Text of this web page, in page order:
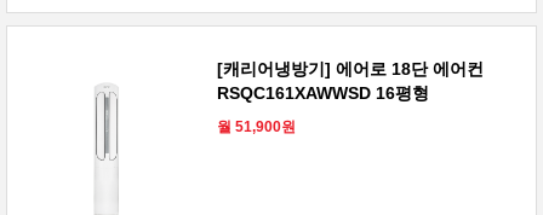
[캐리어냉방기] 에어로 18단 에어컨
RSQC161XAWWSD 16평형
월 51,900원